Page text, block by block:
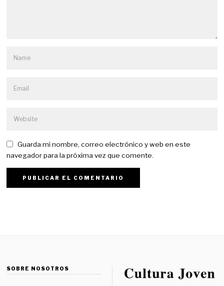
Guarda mi nombre, correo electrónico y web en este
navegador para la próxima vez que comente.
SOBRE NOSOTROS